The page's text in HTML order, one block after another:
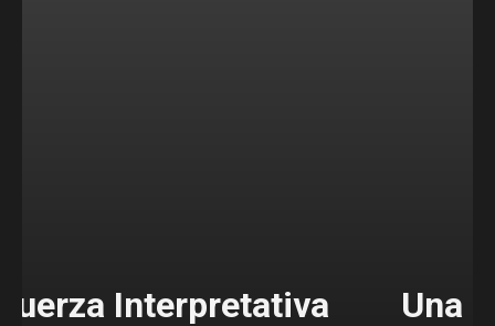
Una denuncia valiente